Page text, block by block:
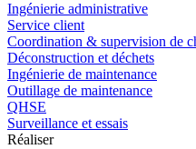
Ingénierie administrative
Service client
Coordination & supervision de
Déconstruction et déchets
Ingénierie de maintenance
Outillage de maintenance
QHSE
Surveillance et essais
Réaliser